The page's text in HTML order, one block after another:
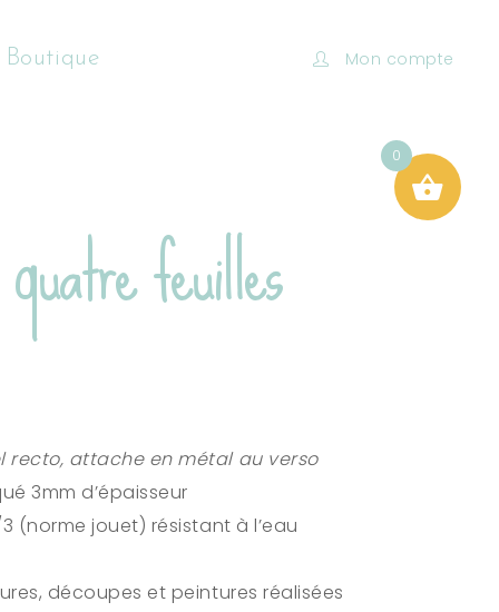
Mon compte
feuilles
recto, attache en métal au verso
3mm d’épaisseur
3 (norme jouet) résistant à l’eau
découpes et peintures réalisées
0